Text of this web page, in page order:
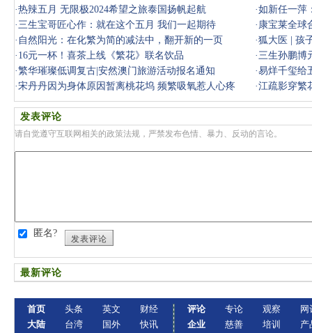
·热辣五月 无限极2024希望之旅泰国扬帆起航 ·如新任一萍
·三生宝哥匠心作：就在这个五月 我们一起期待 · 康宝莱全球
· 自然阳光：在化繁为简的减法中，翻开新的一页 ·狐大医 | 孩
理问题
· 16元一杯！喜茶上线《繁花》联名饮品 ·三生孙鹏博
·繁华璀璨低调复古|安然澳门旅游活动报名通知 ·易烊千玺给
·宋丹丹因为身体原因暂离桃花坞 频繁吸氧惹人心疼 ·江疏影穿繁
发表评论
请自觉遵守互联网相关的政策法规，严禁发布色情、暴力、反动的言论。
匿名?
发表评论
最新评论
首页
大陆
头条
台湾
英文
国外
财经
快讯
评论
企业
专论
慈善
观察
培训
网
产